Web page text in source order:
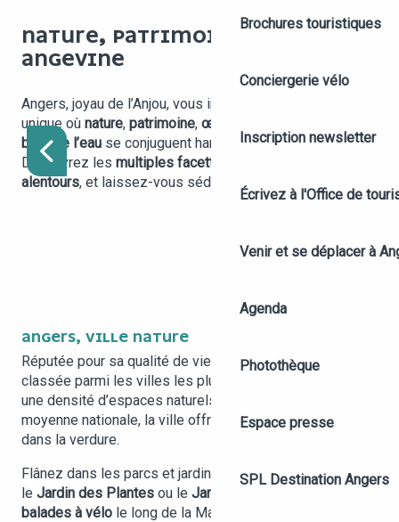
Brochures touristiques
Conciergerie vélo
Inscription newsletter
Écrivez à l'Office de
Venir et se déplacer à
Agenda
Photothèque
Espace presse
SPL Destination Angers
NATURE, PATRIMOINE ET DOUCEUR
ANGEVINE
Angers, joyau de l’Anjou, vous invite à une expérience
unique où nature, patrimoine, œnologie
bord de l’eau se conjuguent harmonieusement.
Découvrez les multiples facettes de cette ville et de ses
alentours, et laissez-vous séduire par ses trésors.
ANGERS VILLE NATURE
ANGERS, VILLE NATURE
Réputée pour sa qualité de vie, Angers est régulièrement
classée parmi les villes les plus vertes de France. Avec
une densité d’espaces naturels deux fois supérieure à la
moyenne nationale, la ville offre une immersion totale
dans la verdure.
Flânez dans les parcs et jardins en cœur de ville, comme
le Jardin des Plantes ou le Jardin du Mail
, et profitez de
balades à vélo le long de la Maine. Angers est également